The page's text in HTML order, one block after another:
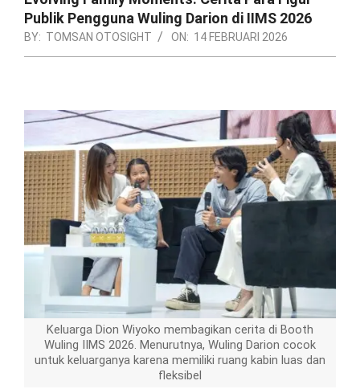
Publik Pengguna Wuling Darion di IIMS 2026
BY: TOMSAN OTOSIGHT ON: 14 FEBRUARI 2026
Keluarga Dion Wiyoko membagikan cerita di Booth
Wuling IIMS 2026. Menurutnya, Wuling Darion cocok
untuk keluarganya karena memiliki ruang kabin luas dan
fleksibel